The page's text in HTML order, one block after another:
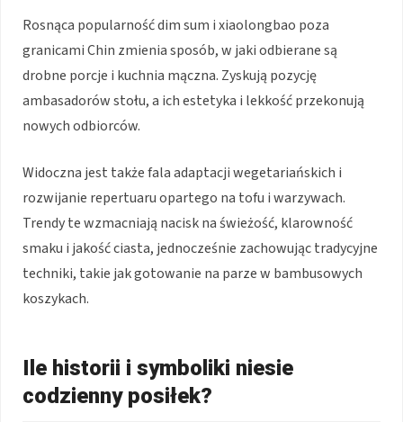
Rosnąca popularność dim sum i xiaolongbao poza
granicami Chin zmienia sposób, w jaki odbierane są
drobne porcje i kuchnia mączna. Zyskują pozycję
ambasadorów stołu, a ich estetyka i lekkość przekonują
nowych odbiorców.
Widoczna jest także fala adaptacji wegetariańskich i
rozwijanie repertuaru opartego na tofu i warzywach.
Trendy te wzmacniają nacisk na świeżość, klarowność
smaku i jakość ciasta, jednocześnie zachowując tradycyjne
techniki, takie jak gotowanie na parze w bambusowych
koszykach.
Ile historii i symboliki niesie
codzienny posiłek?